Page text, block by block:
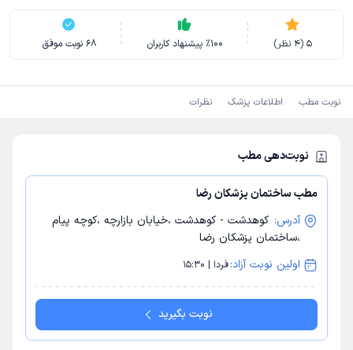
5
(
4 نظر) ٪100 پیشنهاد کاربران 68 نوبت موفق
نوبت مطب اطلاعات پزشک نظرات
نوبت‌دهی مطب
مطب ساختمان پزشکان رضا
آدرس: کوهدشت - کوهدشت ،خیابان بازارچه ،کوچه پیام
،ساختمان پزشکان رضا
اولین نوبت آزاد:فردا | 15:30
نوبت بگیرید